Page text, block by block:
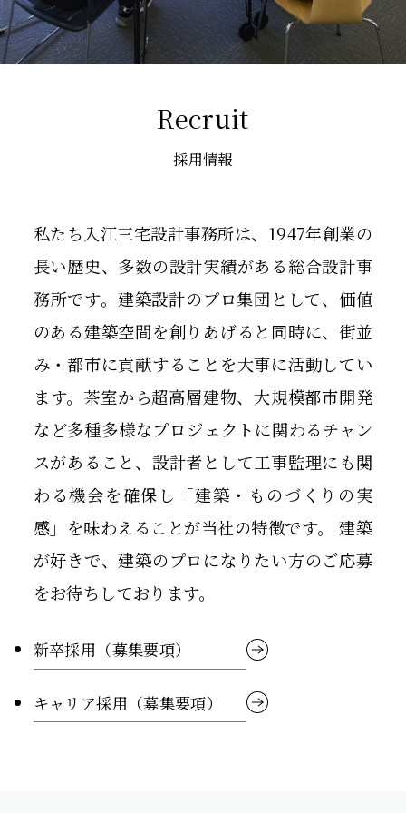
Recruit
採用情報
私たち入江三宅設計事務所は、1947年創業の
長い歴史、多数の設計実績がある総合設計事
務所です。建築設計のプロ集団として、価値
のある建築空間を創りあげると同時に、街並
み・都市に貢献することを大事に活動してい
ます。茶室から超高層建物、大規模都市開発
など多種多様なプロジェクトに関わるチャン
スがあること、設計者として工事監理にも関
わる機会を確保し「建築・ものづくりの実
感」を味わえることが当社の特徴です。 建築
が好きで、建築のプロになりたい方のご応募
をお待ちしております。
新卒採用（募集要項）
キャリア採用（募集要項）